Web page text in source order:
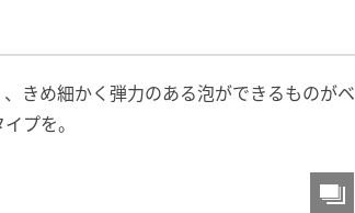
きめ細かく弾力のある泡ができるものがベ
プを。